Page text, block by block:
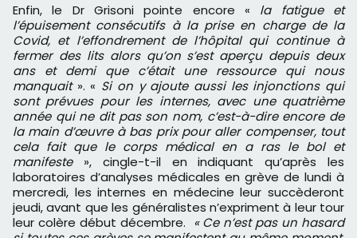
Enfin, le Dr Grisoni pointe encore « la
fatigue et
l’épuisement consécutifs à la prise en charge de la
Covid, et l’effondrement de l’hôpital qui continue à
fermer des lits alors qu’on s’est aperçu depuis deux
ans et demi que c’était une ressource qui nous
manquait ». « Si on y ajoute aussi les injonctions qui
sont prévues pour les internes, avec une quatrième
année qui ne dit pas son nom, c’est-à-dire encore de
la main d’œuvre à bas prix pour aller compenser, tout
cela fait que le corps médical en a ras le bol et
manifeste», cingle-t-il en indiquant qu’après les
laboratoires d’analyses médicales en grève de lundi à
mercredi, les internes en médecine leur succèderont
jeudi, avant que les généralistes n’expriment à leur tour
leur colère début décembre.
« Ce n’est pas un hasard